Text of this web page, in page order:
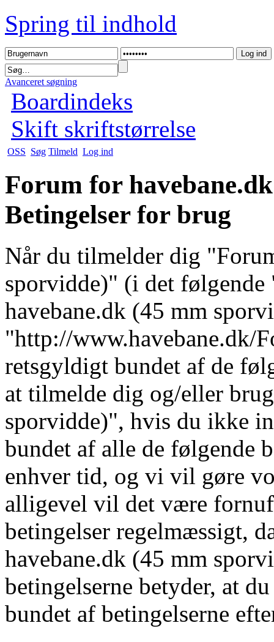
Spring til indhold
Avanceret søgning
Boardindeks
Skift skriftstørrelse
OSS Søg Tilmeld Log ind
Forum for
Betingelser for brug
Når du tilmelder dig
sporvidde)" (i det
havebane.dk (45 mm
"http://
retsgyldigt bundet af de
at tilmelde dig og/eller
sporvidde)", hvis du ikke
bundet af alle de følgende
enhver tid, og vi vil gøre
alligevel vil det være
betingelser regelmæssigt,
havebane.dk (45 mm
betingelserne betyder, at
bundet af betingelserne